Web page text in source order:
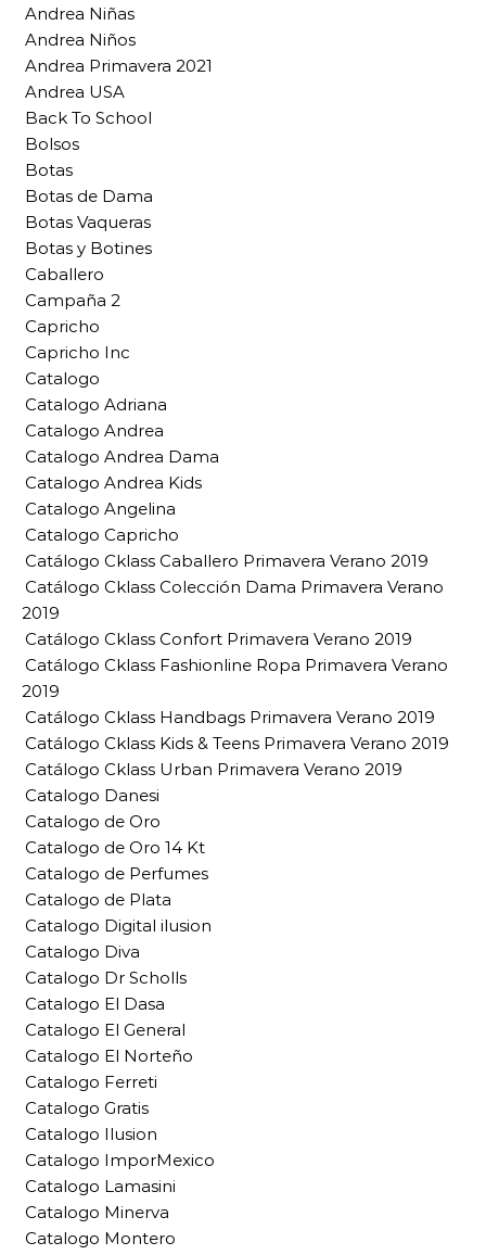
Andrea Niñas
Andrea Niños
Andrea Primavera 2021
Andrea USA
Back To School
Bolsos
Botas
Botas de Dama
Botas Vaqueras
Botas y Botines
Caballero
Campaña 2
Capricho
Capricho Inc
Catalogo
Catalogo Adriana
Catalogo Andrea
Catalogo Andrea Dama
Catalogo Andrea Kids
Catalogo Angelina
Catalogo Capricho
Catálogo Cklass Caballero Primavera Verano 2019
Catálogo Cklass Colección Dama Primavera Verano
2019
Catálogo Cklass Confort Primavera Verano 2019
Catálogo Cklass Fashionline Ropa Primavera Verano
2019
Catálogo Cklass Handbags Primavera Verano 2019
Catálogo Cklass Kids & Teens Primavera Verano 2019
Catálogo Cklass Urban Primavera Verano 2019
Catalogo Danesi
Catalogo de Oro
Catalogo de Oro 14 Kt
Catalogo de Perfumes
Catalogo de Plata
Catalogo Digital ilusion
Catalogo Diva
Catalogo Dr Scholls
Catalogo El Dasa
Catalogo El General
Catalogo El Norteño
Catalogo Ferreti
Catalogo Gratis
Catalogo Ilusion
Catalogo ImporMexico
Catalogo Lamasini
Catalogo Minerva
Catalogo Montero